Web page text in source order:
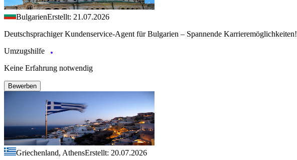
BulgarienErstellt: 21.07.2026
Deutschsprachiger Kundenservice-Agent für Bulgarien – Spannende Karrieremöglichkeiten!
Umzugshilfe
Keine Erfahrung notwendig
Bewerben
Griechenland, AthensErstellt: 20.07.2026